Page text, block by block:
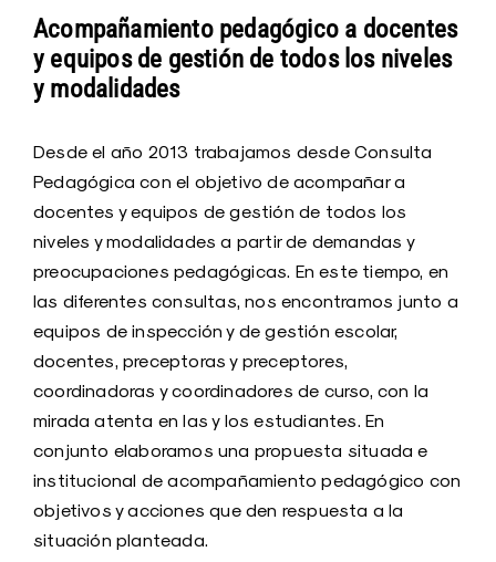
E
P
C
Acompañamiento pedagógico a docentes
y equipos de gestión de todos los niveles
y modalidades
Desde el año 2013 trabajamos desde Consulta
Pedagógica con el objetivo de acompañar a
docentes y equipos de gestión de todos los
niveles y modalidades a partir de demandas y
preocupaciones pedagógicas. En este tiempo, en
las diferentes consultas, nos encontramos junto a
equipos de inspección y de gestión escolar,
docentes, preceptoras y preceptores,
coordinadoras y coordinadores de curso, con la
mirada atenta en las y los estudiantes. En
conjunto elaboramos una propuesta situada e
institucional de acompañamiento pedagógico con
objetivos y acciones que den respuesta a la
situación planteada.